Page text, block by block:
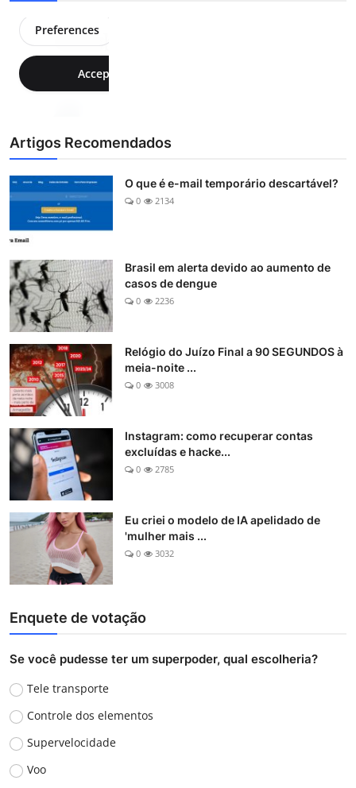
Artigos Recomendados
O que é e-mail temporário descartável?
0 2134
Brasil em alerta devido ao aumento de
casos de dengue
0 2236
Relógio do Juízo Final a 90 SEGUNDOS à
meia-noite ...
0 3008
Instagram: como recuperar contas
excluídas e hacke...
0 2785
Eu criei o modelo de IA apelidado de
'mulher mais ...
0 3032
Enquete de votação
Se você pudesse ter um superpoder, qual escolheria?
Tele transporte
Controle dos elementos
Supervelocidade
Voo